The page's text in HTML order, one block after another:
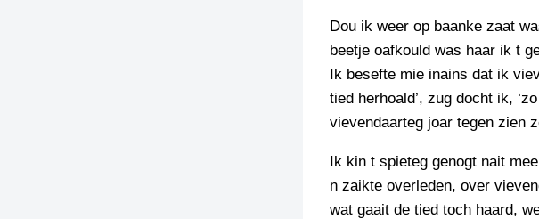
Dou ik weer op baanke zaat
beetje oafkould was haar ik t
Ik besefte mie inains dat ik
tied herhoald’, zug docht ik,
vievendaarteg joar tegen zien
Ik kin t spieteg genogt nait
n zaikte overleden, over
wat gaait de tied toch haard,